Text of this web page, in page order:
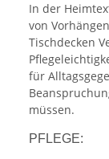
In der
von
Tischdecken
für
müssen.
PFLEGE: